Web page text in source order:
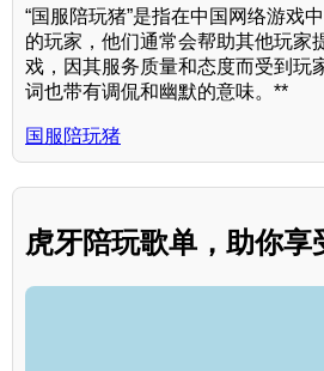
“国服陪玩猪”是指在中国网络游戏
的玩家，他们通常会帮助其他玩家
戏，因其服务质量和态度而受到玩
词也带有调侃和幽默的意味。**
国服陪玩猪
虎牙陪玩歌单，助你享